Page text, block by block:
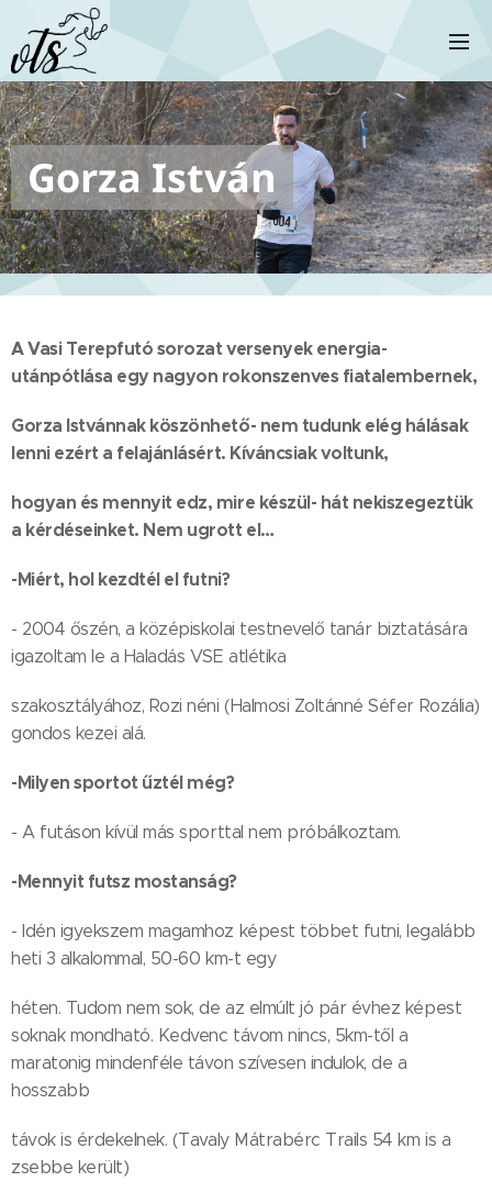
Gorza István
A Vasi Terepfutó sorozat versenyek energia-
utánpótlása egy nagyon rokonszenves fiatalembernek,
Gorza Istvánnak köszönhető- nem tudunk elég hálásak
lenni ezért a felajánlásért. Kíváncsiak voltunk,
hogyan és mennyit edz, mire készül- hát nekiszegeztük
a kérdéseinket. Nem ugrott el…
-Miért, hol kezdtél el futni?
- 2004 őszén, a középiskolai testnevelő tanár biztatására
igazoltam le a Haladás VSE atlétika
szakosztályához, Rozi néni (Halmosi Zoltánné Séfer Rozália)
gondos kezei alá.
-Milyen sportot űztél még?
- A futáson kívül más sporttal nem próbálkoztam.
-Mennyit futsz mostanság?
- Idén igyekszem magamhoz képest többet futni, legalább
heti 3 alkalommal, 50-60 km-t egy
héten. Tudom nem sok, de az elmúlt jó pár évhez képest
soknak mondható. Kedvenc távom nincs, 5km-től a
maratonig mindenféle távon szívesen indulok, de a
hosszabb
távok is érdekelnek. (Tavaly Mátrabérc Trails 54 km is a
zsebbe került)